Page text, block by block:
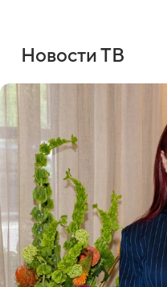
Новости ТВ